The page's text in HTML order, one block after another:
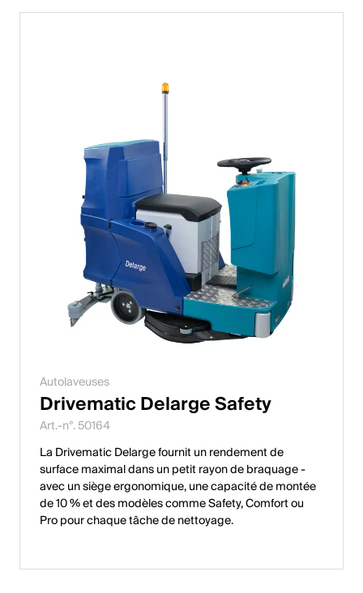
Autolaveuses
Drivematic Delarge Safety
Art.-n°. 50164
La Drivematic Delarge fournit un rendement de
surface maximal dans un petit rayon de braquage -
avec un siège ergonomique, une capacité de montée
de 10 % et des modèles comme Safety, Comfort ou
Pro pour chaque tâche de nettoyage.